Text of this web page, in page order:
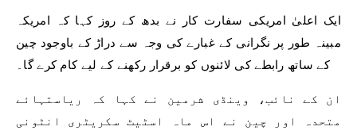
ایک اعلیٰ امریکی سفارت کار نے بدھ کے روز کہا کہ امریکہ
مبینہ طور پر نگرانی کے غبارے کی وجہ سے دراڑ کے باوجود چین
کے ساتھ رابطے کی لائنوں کو برقرار رکھنے کے لیے کام کرے گا۔
ان کے نائب، وینڈی شرمین نے کہا کہ ریاستہائے
متحدہ اور چین نے اس ماہ اسٹیٹ سکریٹری انٹونی